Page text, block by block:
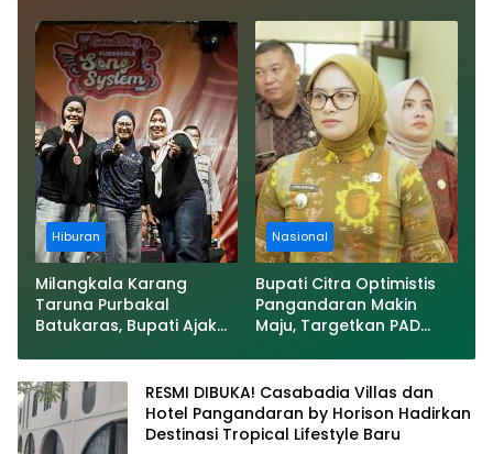
Legokjawa
Wisatawan Ikuti Aturan
Hiburan
Milangkala Karang
Taruna Purbakal
Batukaras, Bupati Ajak
Nasional
Bupati Citra Optimistis
Pangandaran Makin
Maju, Targetkan PAD
RESMI DIBUKA! Casabadia Villas dan
Hotel Pangandaran by Horison Hadirkan
Destinasi Tropical Lifestyle Baru